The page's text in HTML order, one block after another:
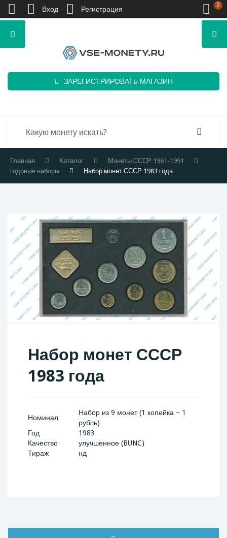
ЗАРЕГИСТРИРОВАТЬ МАГАЗИН
Главная Каталог
Монеты СССР 1961-1991
годовые наборы
Набор монет СССР 1983 года
Набор монет СССР
1983 года
Номинал
Набор из 9 монет (1 копейка – 1
рубль)
Год
1983
Качество
улучшенное (BUNC)
Тираж
нд
Вход Регистрация 0